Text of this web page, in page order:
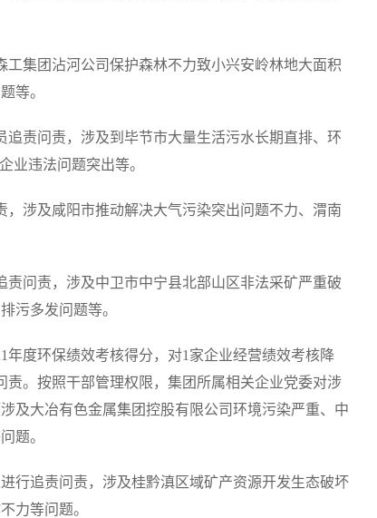
集团沾河公司保护森林不力致小兴安岭林地大面积
等。
责问责，涉及到毕节市大量生活污水长期直排、环
业违法问题突出等。
涉及咸阳市推动解决大气污染突出问题不力、渭南
问责，涉及中卫市中宁县北部山区非法采矿严重破
污多发问题等。
度环保绩效考核得分，对1家企业经营绩效考核降
。按照干部管理权限，集团所属相关企业党委对涉
及大冶有色金属集团控股有限公司环境污染严重、中
题。
追责问责，涉及桂黔滇区域矿产资源开发生态破坏
力等问题。